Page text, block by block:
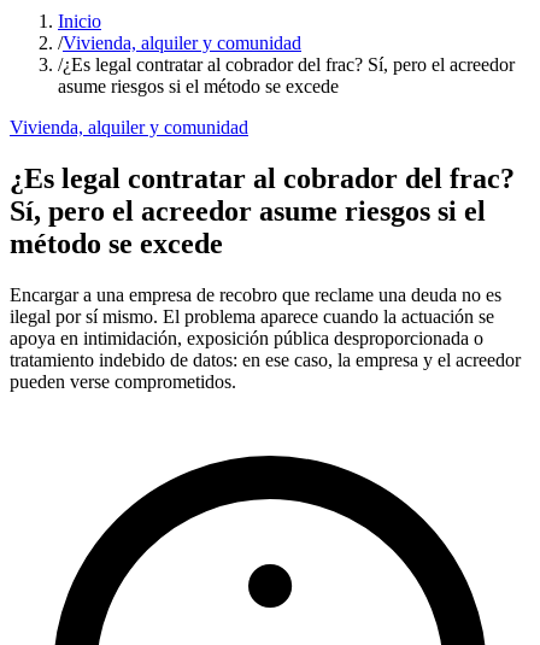
Inicio
/Vivienda, alquiler y comunidad
/¿Es legal contratar al cobrador del frac? Sí, pero el acreedor
asume riesgos si el método se excede
Vivienda, alquiler y comunidad
¿Es legal contratar al cobrador del frac?
Sí, pero el acreedor asume riesgos si el
método se excede
Encargar a una empresa de recobro que reclame una deuda no es
ilegal por sí mismo. El problema aparece cuando la actuación se
apoya en intimidación, exposición pública desproporcionada o
tratamiento indebido de datos: en ese caso, la empresa y el acreedor
pueden verse comprometidos.